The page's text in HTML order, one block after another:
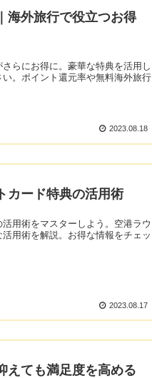
海外旅行で役立つお得
らにお得に。豪華な特典を活用し
。ポイント還元率や無料海外旅行
2023.08.18
カード特典の活用術
用術をマスターしよう。空港ラウ
用術を解説。お得な情報をチェッ
2023.08.17
えても満足度を高める